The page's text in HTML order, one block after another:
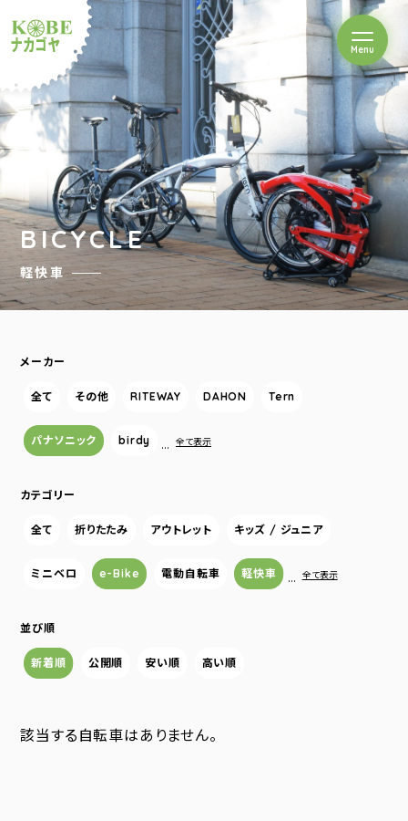
ルショップナカゴヤ
Menuを開閉
BICYCLE
軽快車
メーカー
全て その他 RITEWAY DAHON Tern
パナソニック birdy … 全て表示
カテゴリー
全て 折りたたみ アウトレット キッズ / ジュニア
ミニベロ e-Bike 電動自転車 軽快車 … 全て表示
並び順
新着順 公開順 安い順 高い順
該当する自転車はありません。